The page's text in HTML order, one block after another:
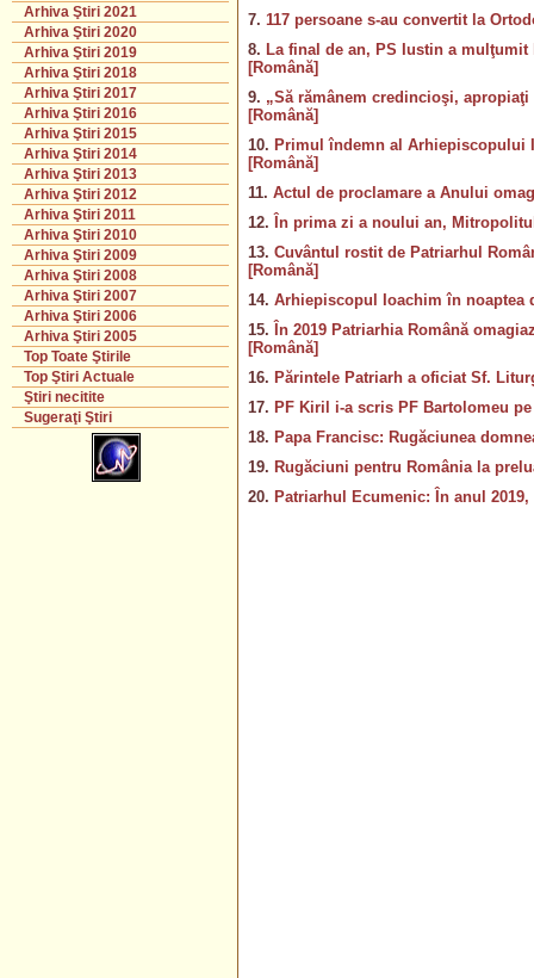
Arhiva Ştiri 2021
Arhiva Ştiri 2020
Arhiva Ştiri 2019
Arhiva Ştiri 2018
Arhiva Ştiri 2017
Arhiva Ştiri 2016
Arhiva Ştiri 2015
Arhiva Ştiri 2014
Arhiva Ştiri 2013
Arhiva Ştiri 2012
Arhiva Ştiri 2011
Arhiva Ştiri 2010
Arhiva Ştiri 2009
Arhiva Ştiri 2008
Arhiva Ştiri 2007
Arhiva Ştiri 2006
Arhiva Ştiri 2005
Top Toate Ştirile
Top Ştiri Actuale
Ştiri necitite
Sugeraţi Ştiri
7. 117 persoane s-au convertit la
8. La final de an, PS Iustin a mulţumit
[Română]
9. „Să rămânem credincioşi,
[Română]
10. Primul îndemn al Arhiepiscopului
[Română]
11. Actul de proclamare a Anului
12. În prima zi a noului an,
13. Cuvântul rostit de Patriarhul
[Română]
14. Arhiepiscopul Ioachim în noaptea
15. În 2019 Patriarhia Română
[Română]
16. Părintele Patriarh a oficiat Sf.
17. PF Kiril i-a scris PF Bartolomeu
18. Papa Francisc: Rugăciunea
19. Rugăciuni pentru România la
20. Patriarhul Ecumenic: În anul